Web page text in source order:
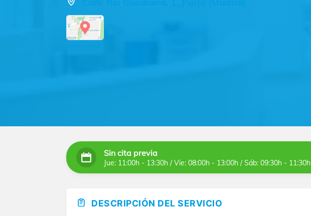
Sin cita previa
Jue: 11:00h - 13:30h / Vie: 08:00h - 13:00h / Sáb: 09:30h - 11:30h
DESCRIPCIÓN DEL SERVICIO